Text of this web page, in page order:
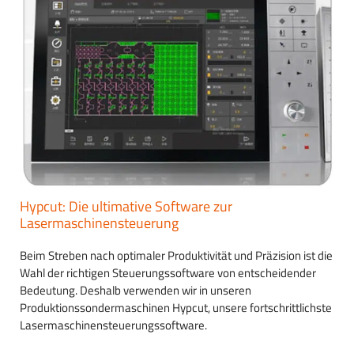
Hypcut: Die ultimative Software zur
Lasermaschinensteuerung
Beim Streben nach optimaler Produktivität und Präzision ist die
Wahl der richtigen Steuerungssoftware von entscheidender
Bedeutung. Deshalb verwenden wir in unseren
Produktionssondermaschinen Hypcut, unsere fortschrittlichste
Lasermaschinensteuerungssoftware.